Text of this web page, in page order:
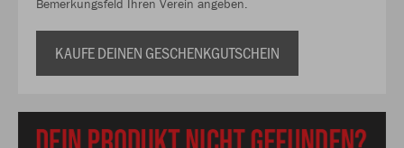
Bemerkungsfeld Ihren Verein angeben.
KAUFE DEINEN GESCHENKGUTSCHEIN